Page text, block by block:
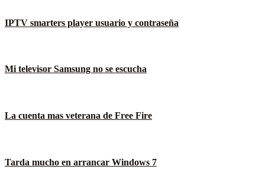
IPTV smarters player usuario y contraseña
Mi televisor Samsung no se escucha
La cuenta mas veterana de Free Fire
Tarda mucho en arrancar Windows 7